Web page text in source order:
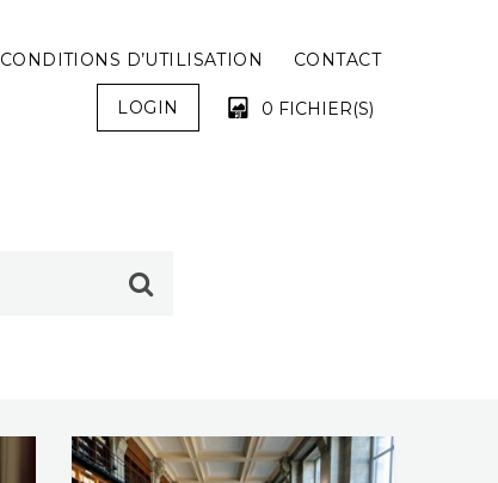
CONDITIONS D’UTILISATION CONTACT
LOGIN 0 FICHIER(S)